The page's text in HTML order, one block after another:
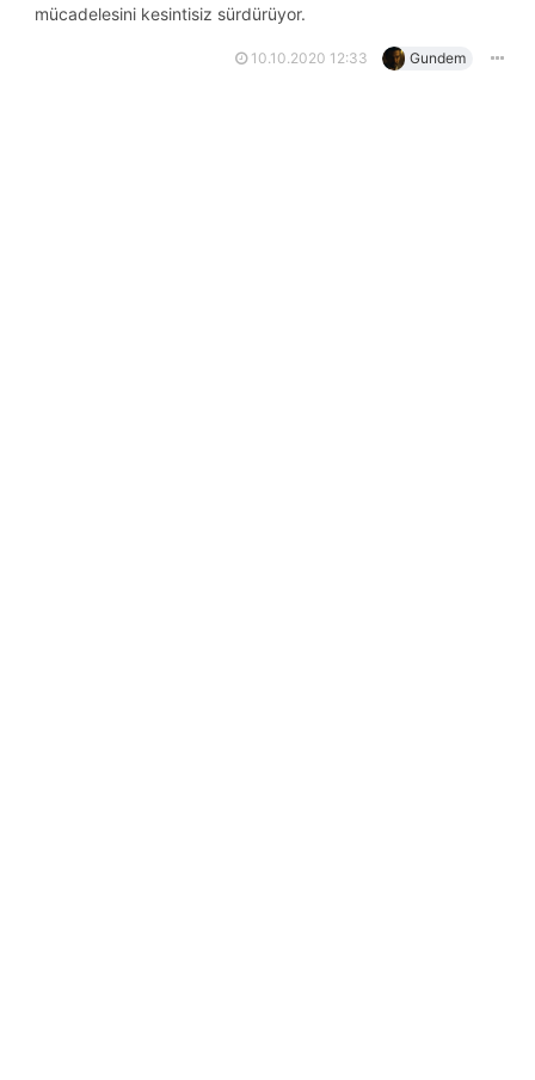
mücadelesini kesintisiz sürdürüyor.
10.10.2020 12:33 Gundem